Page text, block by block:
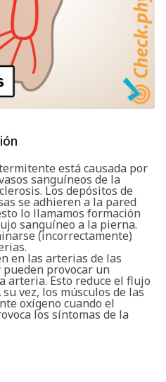
está causada por
sanguíneos de la
Los depósitos de
se adhieren a la pared
lo llamamos formación
sanguíneo a la pierna.
(incorrectamente)
en las arterias de las
provocar un
arteria. Esto reduce el flujo
vez, los músculos de las
oxígeno cuando el
los síntomas de la